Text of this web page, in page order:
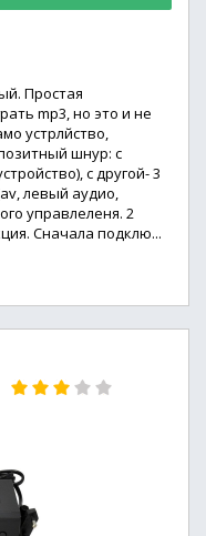
Простая
mp3, но это и не
устрлйство,
шнур: с
с другой- 3
левый аудио,
управлеленя. 2
Сначала подклю...